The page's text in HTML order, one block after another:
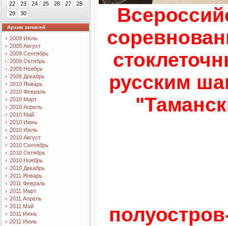
22
23 24 25 26 27
28
29
30
Архив записей
2009 Июль
2009 Август
2009 Сентябрь
2009 Октябрь
2009 Ноябрь
2009 Декабрь
2010 Январь
2010 Февраль
2010 Март
2010 Апрель
2010 Май
2010 Июнь
2010 Июль
2010 Август
2010 Сентябрь
2010 Октябрь
2010 Ноябрь
2010 Декабрь
2011 Январь
2011 Февраль
2011 Март
2011 Апрель
2011 Май
2011 Июнь
2011 Июль
русским